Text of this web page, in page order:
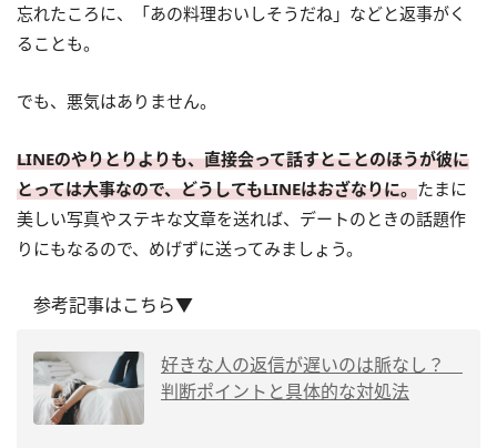
忘れたころに、「あの料理おいしそうだね」などと返事がく
ることも。
でも、悪気はありません。
LINEのやりとりよりも、直接会って話すとことのほうが彼に
とっては大事なので、どうしてもLINEはおざなりに。たまに
美しい写真やステキな文章を送れば、デートのときの話題作
りにもなるので、めげずに送ってみましょう。
参考記事はこちら▼
好きな人の返信が遅いのは脈なし？
判断ポイントと具体的な対処法